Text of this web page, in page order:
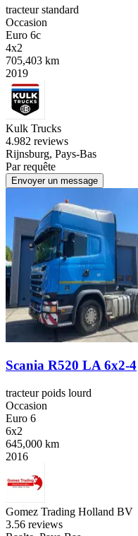
tracteur standard
Occasion
Euro 6c
4x2
705,403 km
2019
Kulk Trucks
4.982 reviews
Rijnsburg, Pays-Bas
Par requête
Envoyer un message
Scania R520 LA 6x2-4
tracteur poids lourd
Occasion
Euro 6
6x2
645,000 km
2016
Gomez Trading Holland BV
3.56 reviews